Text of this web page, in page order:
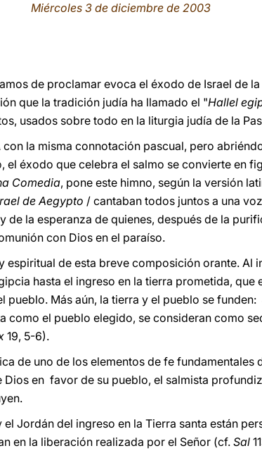
Miércoles 3 de diciembre de 2003
de proclamar evoca el éxodo de Israel de
que la tradición judía ha llamado el "Hallel
usados sobre todo en la liturgia judía de la
con la misma connotación pascual, pero
el éxodo que celebra el salmo se convierte en
Comedia, pone este himno, según la versión
de Aegypto / cantaban todos juntos a una
de la esperanza de quienes, después de la
con Dios en el paraíso.
espiritual de esta breve composición orante. Al
hasta el ingreso en la tierra prometida, que
pueblo. Más aún, la tierra y el pueblo se
como el pueblo elegido, se consideran como
19, 5-6).
de uno de los elementos de fe fundamentales
en favor de su pueblo, el salmista
Jordán del ingreso en la Tierra santa están
en la liberación realizada por el Señor (cf.Sal